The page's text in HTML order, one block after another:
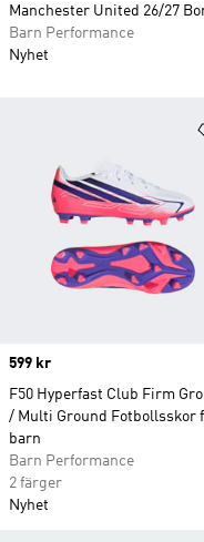
Price
599 kr
F50 Hyperfast Club Firm
/ Multi Ground Fotbollsskor
barn
Barn Performance
2 färger
Nyhet
Manchester United 26/27
Barn Performance
Nyhet